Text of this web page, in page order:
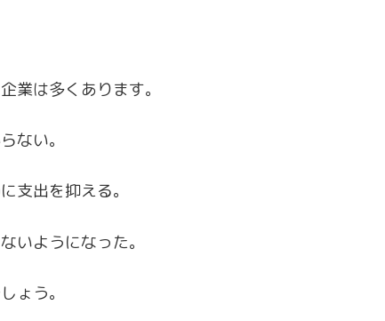
業は多くあります。
ない。
支出を抑える。
いようになった。
ょう。